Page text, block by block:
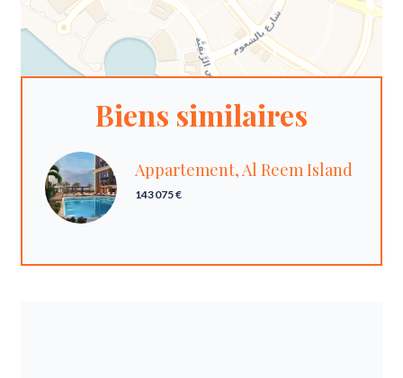
Biens similaires
Appartement, Al Reem Island
143 075 €